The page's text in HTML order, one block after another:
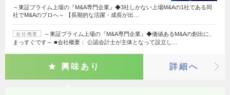
～東証プライム上場の『M&A専門企業』◆3社しかない上場M&Aの1社である同
社でM&Aのプロへ～ 【長期的な活躍・成長が出…
会社概要
～東証プライム上場の『M&A専門企業』◆価値あるM&Aの創出に、
まっすぐです～ ■会社概要： 公認会計士が主体となって設立し…
興味あり 詳細へ